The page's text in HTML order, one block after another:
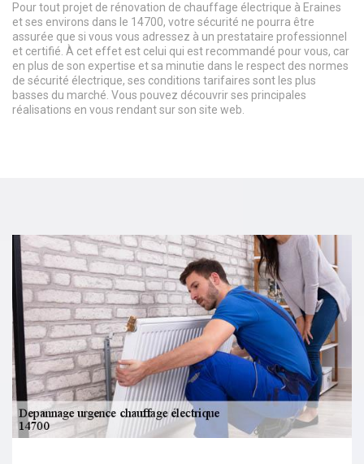
Pour tout projet de rénovation de chauffage électrique à Eraines
et ses environs dans le 14700, votre sécurité ne pourra être
assurée que si vous vous adressez à un prestataire professionnel
et certifié. À cet effet est celui qui est recommandé pour vous, car
en plus de son expertise et sa minutie dans le respect des normes
de sécurité électrique, ses conditions tarifaires sont les plus
basses du marché. Vous pouvez découvrir ses principales
réalisations en vous rendant sur son site web.